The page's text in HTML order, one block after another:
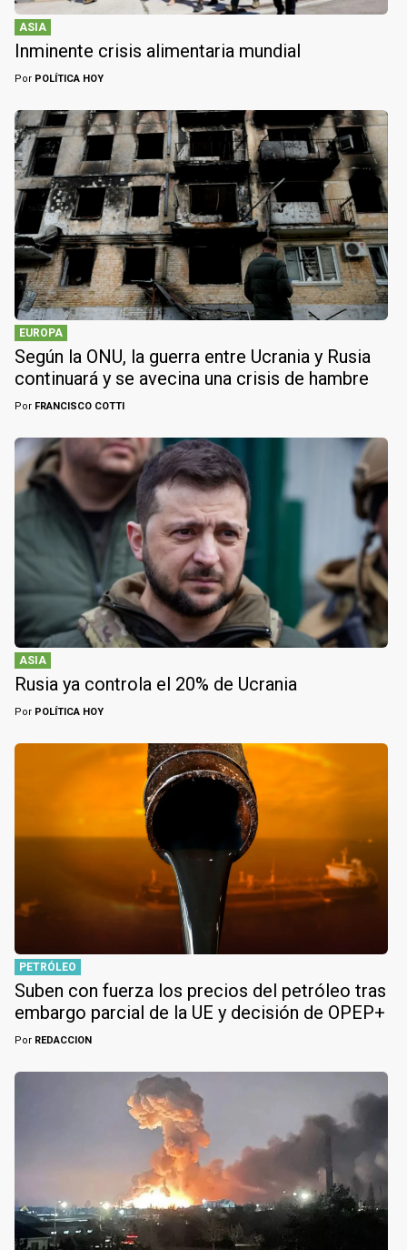
ASIA
Inminente crisis alimentaria mundial
Por POLÍTICA HOY
EUROPA
Según la ONU, la guerra entre Ucrania y Rusia
continuará y se avecina una crisis de hambre
Por FRANCISCO COTTI
ASIA
Rusia ya controla el 20% de Ucrania
Por POLÍTICA HOY
PETRÓLEO
Suben con fuerza los precios del petróleo tras
embargo parcial de la UE y decisión de OPEP+
Por REDACCION